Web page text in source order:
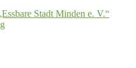
Stadt Minden e. V.“